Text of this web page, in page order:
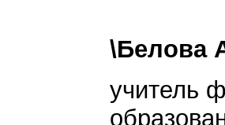
\Белова
учитель